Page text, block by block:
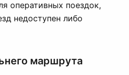
оперативных поездок,
недоступен либо
маршрута